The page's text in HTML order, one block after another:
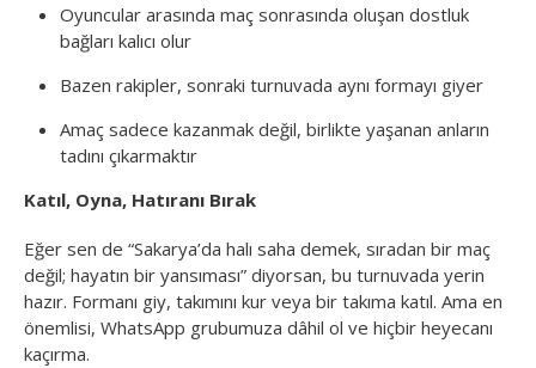
Oyuncular arasında maç sonrasında oluşan dostluk
bağları kalıcı olur
Bazen rakipler, sonraki turnuvada aynı formayı giyer
Amaç sadece kazanmak değil, birlikte yaşanan anların
tadını çıkarmaktır
Katıl, Oyna, Hatıranı Bırak
Eğer sen de “Sakarya’da halı saha demek, sıradan bir maç
değil; hayatın bir yansıması” diyorsan, bu turnuvada yerin
hazır. Formanı giy, takımını kur veya bir takıma katıl. Ama en
önemlisi, WhatsApp grubumuza dâhil ol ve hiçbir heyecanı
kaçırma.